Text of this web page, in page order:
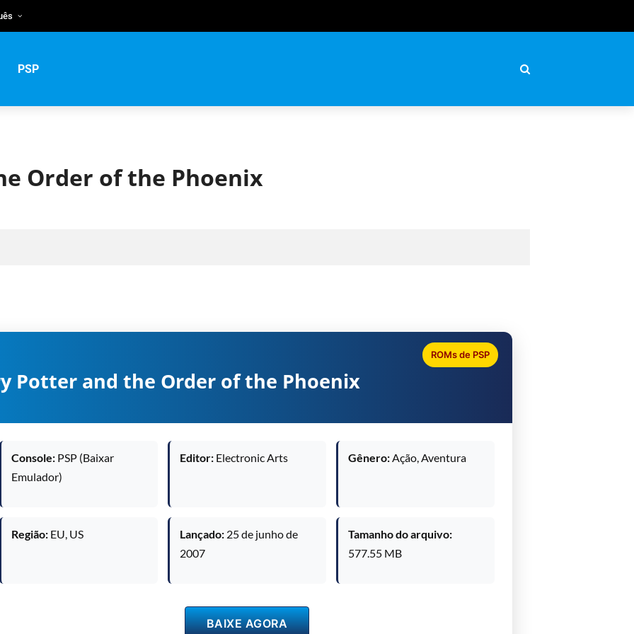
PSP
Order of the Phoenix
Potter and the Order of the Phoenix
ROMs de PSP
Console: PSP (Baixar
Emulador)
Editor: Electronic Arts Gênero:Ação, Aventura
Região: EU, US Lançado: 25 de junho de
2007
Tamanho do arquivo:
577.55 MB
BAIXE AGORA